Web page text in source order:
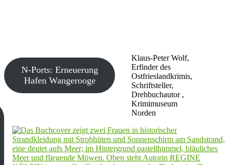
Klaus-Peter Wolf,
Erfinder des
Ostfrieslandkrimis,
Schriftsteller,
Drehbuchautor ,
Krimimuseum
Norden
N-Ports: Erneuerung
Hafen Wangerooge